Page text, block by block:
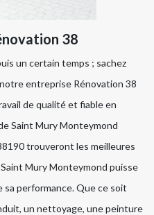
38
un certain temps ; sachez
entreprise Rénovation 38
de qualité et fiable en
Saint Mury Monteymond
trouveront les meilleures
Mury Monteymond puisse
performance. Que ce soit
un nettoyage, une peinture